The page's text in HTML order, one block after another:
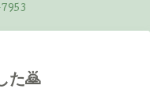
た🙇